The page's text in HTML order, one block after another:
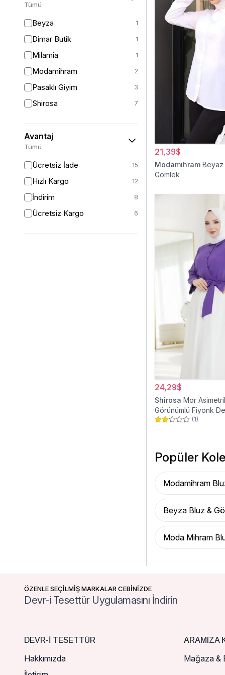
Tümü
Beyza 1
Dimar Butik 1
Milamia 1
Modamihram 2
Pasaklı Giyim 3
Shirosa 7
Avantaj
Tümü
Ücretsiz İade 15
Hızlı Kargo 12
İndirim 8
Ücretsiz Kargo 6
21,39$
Modamihram
Gömlek
24,29$
Shirosa Mor
Görünümlü Fiyonk
Gömlek
(1)
Popüler
Modamihram
Beyza Bluz &
Moda Mihram
ÖZENLE SEÇİLMİŞ MARKALAR CEBİNİZDE
Devr-i Tesettür Uygulamasını İndirin
DEVR-I TESETTÜR
Hakkımızda
ARAMIZA
Mağaza &